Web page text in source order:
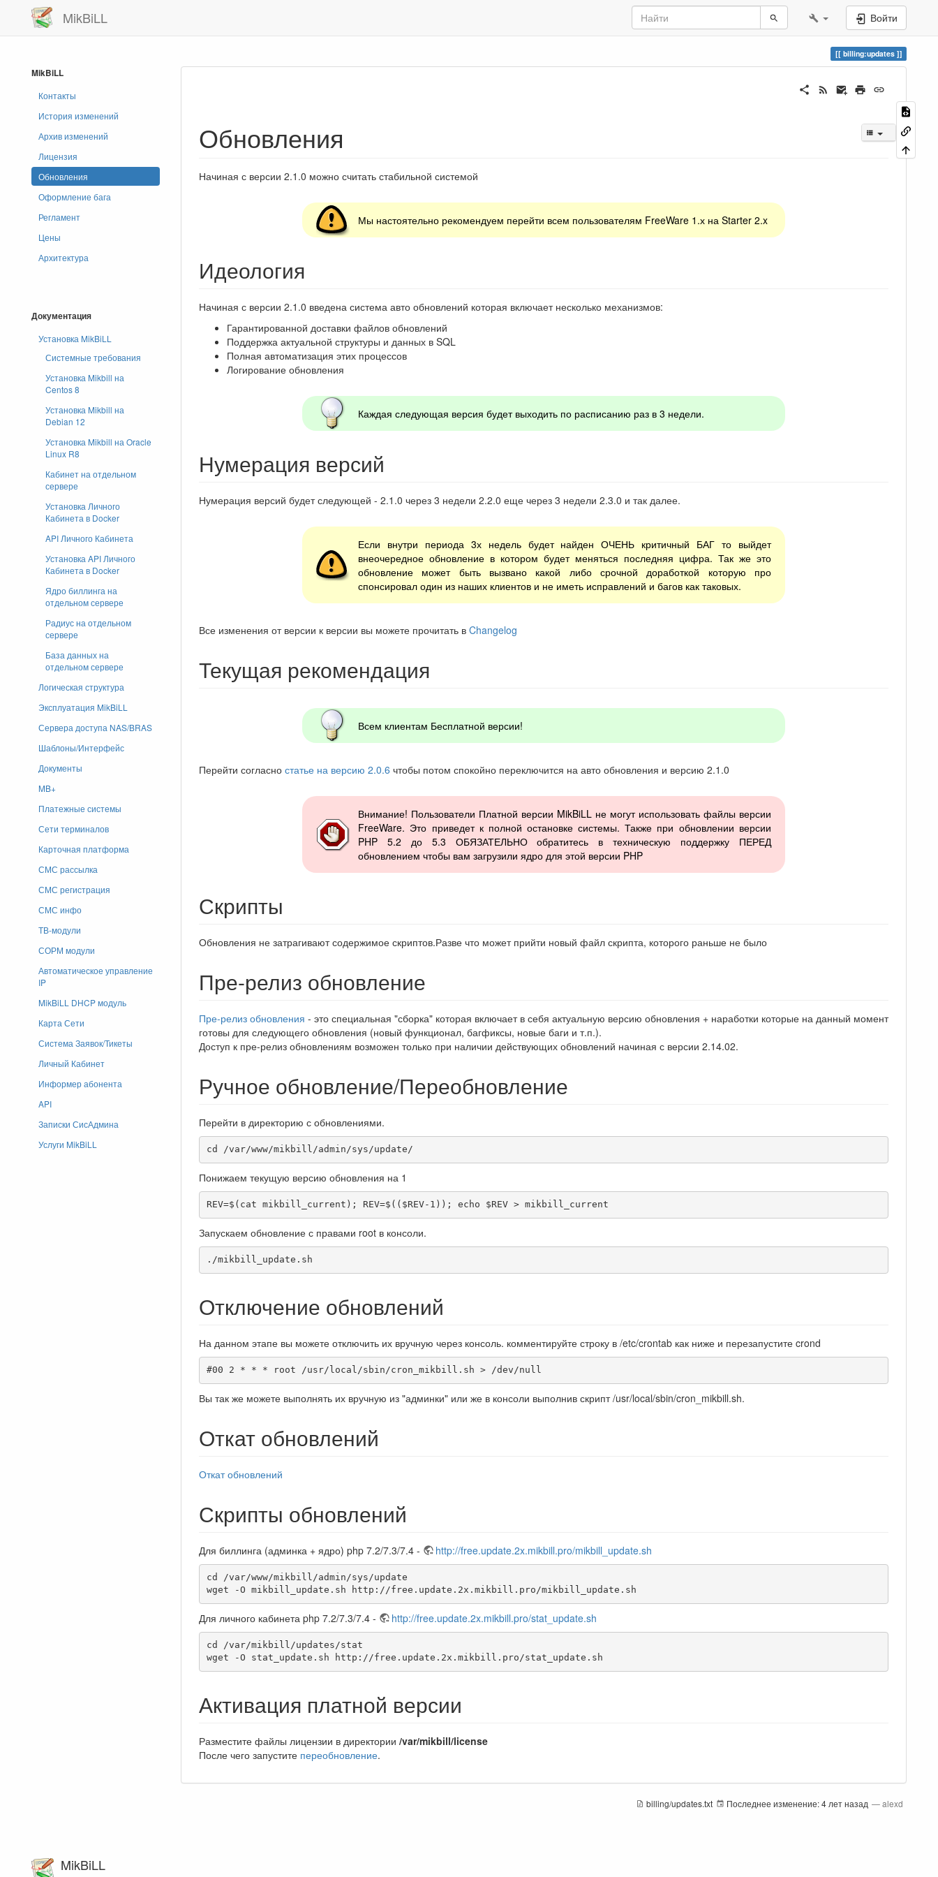
MikBiLL Войти
billing:updates
MikBiLL
Контакты
История изменений
Архив изменений
Лицензия
Обновления
Оформление бага
Регламент
Цены
Архитектура
Документация
Установка MikBiLL
Системные требования
Установка Mikbill на
Centos 8
Установка Mikbill на
Debian 12
Установка Mikbill на Oracle
Linux R8
Кабинет на отдельном
сервере
Установка Личного
Кабинета в Docker
API Личного Кабинета
Установка API Личного
Кабинета в Docker
Ядро биллинга на
отдельном сервере
Радиус на отдельном
сервере
База данных на
отдельном сервере
Логическая структура
Эксплуатация MikBiLL
Сервера доступа NAS/BRAS
Шаблоны/Интерфейс
Документы
MB+
Платежные системы
Сети терминалов
Карточная платформа
СМС рассылка
СМС регистрация
СМС инфо
ТВ-модули
СОРМ модули
Автоматическое управление
IP
MikBiLL DHCP модуль
Карта Сети
Система Заявок/Тикеты
Личный Кабинет
Информер абонента
API
Записки СисАдмина
Услуги MikBiLL
Обновления
Начиная с версии 2.1.0 можно считать стабильной системой
Мы настоятельно рекомендуем перейти всем пользователям FreeWare 1.х на Starter 2.x
Идеология
Начиная с версии 2.1.0 введена система авто обновлений которая включает несколько механизмов:
Гарантированной доставки файлов обновлений
Поддержка актуальной структуры и данных в SQL
Полная автоматизация этих процессов
Логирование обновления
Каждая следующая версия будет выходить по расписанию раз в 3 недели.
Нумерация версий
Нумерация версий будет следующей - 2.1.0 через 3 недели 2.2.0 еще через 3 недели 2.3.0 и так далее.
Если внутри периода 3х недель будет найден ОЧЕНЬ критичный БАГ то выйдет
внеочередное обновление в котором будет меняться последняя цифра. Так же это
обновление может быть вызвано какой либо срочной доработкой которую про
спонсировал один из наших клиентов и не иметь исправлений и багов как таковых.
Все изменения от версии к версии вы можете прочитать в Changelog
Текущая рекомендация
Всем клиентам Бесплатной версии!
Перейти согласно статье на версию 2.0.6 чтобы потом спокойно переключится на авто обновления и версию 2.1.0
Внимание! Пользователи Платной версии MikBiLL не могут использовать файлы версии
FreeWare. Это приведет к полной остановке системы. Также при обновлении версии
PHP 5.2 до 5.3 ОБЯЗАТЕЛЬНО обратитесь в техническую поддержку ПЕРЕД
обновлением чтобы вам загрузили ядро для этой версии PHP
Скрипты
Обновления не затрагивают содержимое скриптов.Разве что может прийти новый файл скрипта, которого раньше не было
Пре-релиз обновление
Пре-релиз обновления - это специальная "сборка" которая включает в себя актуальную версию обновления + наработки которые на данный момент
готовы для следующего обновления (новый функционал, багфиксы, новые баги и т.п.).
Доступ к пре-релиз обновлениям возможен только при наличии действующих обновлений начиная с версии 2.14.02.
Ручное обновление/Переобновление
Перейти в директорию с обновлениями.
cd /var/www/mikbill/admin/sys/update/
Понижаем текущую версию обновления на 1
REV=$(cat mikbill_current); REV=$(($REV-1)); echo $REV > mikbill_current
Запускаем обновление с правами root в консоли.
./mikbill_update.sh
Отключение обновлений
На данном этапе вы можете отключить их вручную через консоль. комментируйте строку в /etc/crontab как ниже и перезапустите crond
#00 2 * * * root /usr/local/sbin/cron_mikbill.sh > /dev/null
Вы так же можете выполнять их вручную из "админки" или же в консоли выполнив скрипт /usr/local/sbin/cron_mikbill.sh.
Откат обновлений
Откат обновлений
Скрипты обновлений
Для биллинга (админка + ядро) php 7.2/7.3/7.4 - http://free.update.2x.mikbill.pro/mikbill_update.sh
cd /var/www/mikbill/admin/sys/update
wget -O mikbill_update.sh http://free.update.2x.mikbill.pro/mikbill_update.sh
Для личного кабинета php 7.2/7.3/7.4 - http://free.update.2x.mikbill.pro/stat_update.sh
cd /var/mikbill/updates/stat
wget -O stat_update.sh http://free.update.2x.mikbill.pro/stat_update.sh
Активация платной версии
Разместите файлы лицензии в директории /var/mikbill/license
После чего запустите переобновление.
billing/updates.txt Последнее изменение:4 лет назад —alexd
MikBiLL